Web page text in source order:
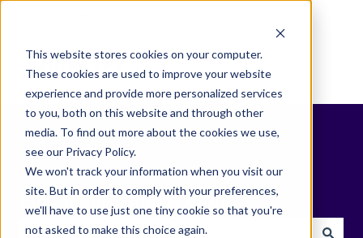
This website stores cookies on your computer.
These cookies are used to improve your website
experience and provide more personalized services
to you, both on this website and through other
media. To find out more about the cookies we use,
see our Privacy Policy.
We won't track your information when you visit our
site. But in order to comply with your preferences,
we'll have to use just one tiny cookie so that you're
not asked to make this choice again.
Find helpful tips & tools.